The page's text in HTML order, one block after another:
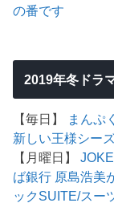
の番です
2019年冬ドラ
【毎日】
まんぷく
新しい王様シー
【月曜日】
ば銀行 原島浩美
ック SUITE/スー